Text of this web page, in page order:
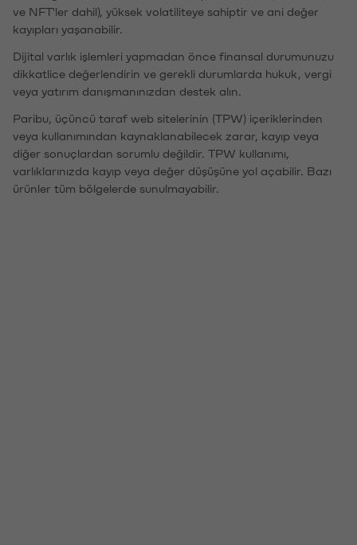
ve NFT'ler dahil), yüksek volatiliteye sahiptir ve ani değer
kayıpları yaşanabilir.
Dijital varlık işlemleri yapmadan önce finansal durumunuzu
dikkatlice değerlendirin ve gerekli durumlarda hukuk, vergi
veya yatırım danışmanınızdan destek alın.
Paribu, üçüncü taraf web sitelerinin (TPW) içeriklerinden
veya kullanımından kaynaklanabilecek zarar, kayıp veya
diğer sonuçlardan sorumlu değildir. TPW kullanımı,
varlıklarınızda kayıp veya değer düşüşüne yol açabilir. Bazı
ürünler tüm bölgelerde sunulmayabilir.